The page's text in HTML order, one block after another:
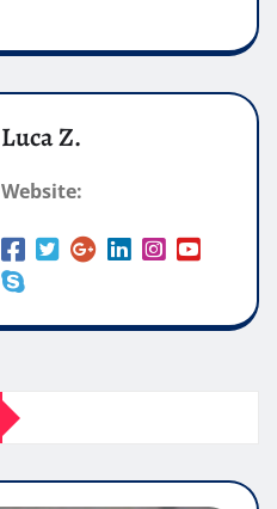
Luca Z.
Website: